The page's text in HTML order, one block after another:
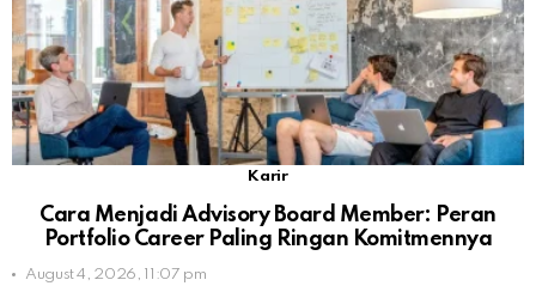
Karir
Cara Menjadi Advisory Board Member: Peran
Portfolio Career Paling Ringan Komitmennya
August 4, 2026, 11:07 pm